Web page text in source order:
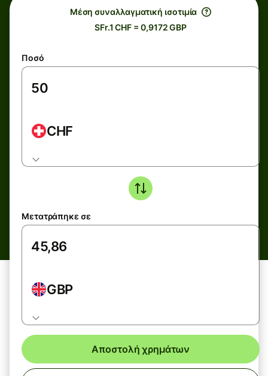
Μέση συναλλαγματική ισοτιμία
SFr.1 CHF = 0,9172 GBP
Ποσό
CHF
Μετατράπηκε σε
GBP
Αποστολή χρημάτων